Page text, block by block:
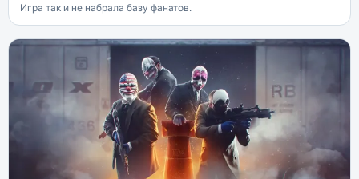
Игра так и не набрала базу фанатов.